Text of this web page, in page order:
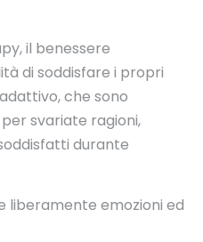
il benessere
di soddisfare i propri
che sono
svariate ragioni,
durante
liberamente emozioni ed